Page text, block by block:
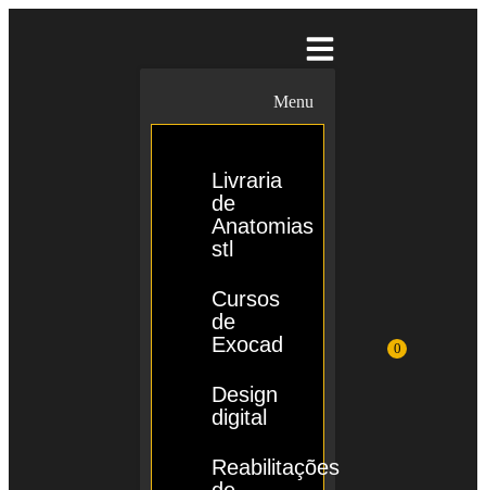
Menu
Livraria
de
Anatomias
stl
Cursos
de
Exocad
Design
digital
Reabilitações
0